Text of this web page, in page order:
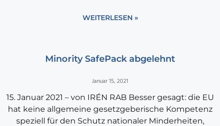
WEITERLESEN »
Minority SafePack abgelehnt
Januar 15, 2021
15. Januar 2021 – von IRÉN RAB Besser gesagt: die EU
hat keine allgemeine gesetzgeberische Kompetenz
speziell für den Schutz nationaler Minderheiten,